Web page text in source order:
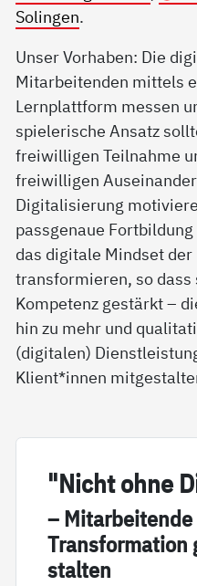
Solingen.
Unser Vorhaben: Die
Mitarbeitenden mittels
Lernplattform messen
spielerische Ansatz
freiwilligen Teilnahme
freiwilligen
Digitalisierung
passgenaue
das digitale Mindset
transformieren, so
Kompetenz gestärkt –
hin zu mehr und
(digitalen)
Klient*innen
"Nicht oh­ne
–
stal­ten